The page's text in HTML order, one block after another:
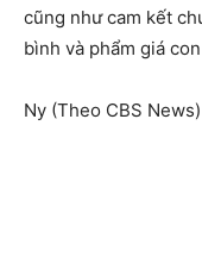
cũng như cam kết
bình và phẩm giá
Ny (Theo CBS News)